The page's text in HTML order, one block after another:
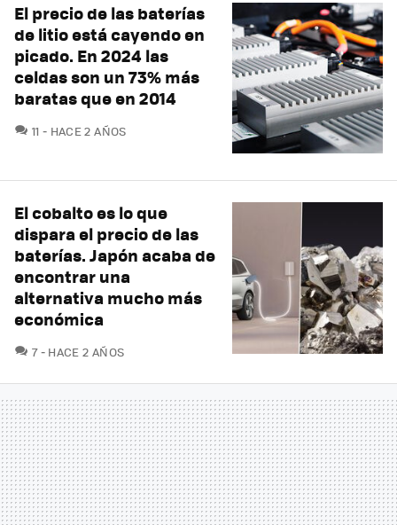
El precio de las baterías
de litio está cayendo en
picado. En 2024 las
celdas son un 73% más
baratas que en 2014
11 COMENTARIOS
HACE 2 AÑOS
El cobalto es lo que
dispara el precio de las
baterías. Japón acaba de
encontrar una
alternativa mucho más
económica
7COMENTARIOS
HACE 2 AÑOS